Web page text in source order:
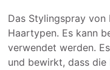
Das Stylingspray
Haartypen. Es kann
verwendet werden.
und bewirkt, dass